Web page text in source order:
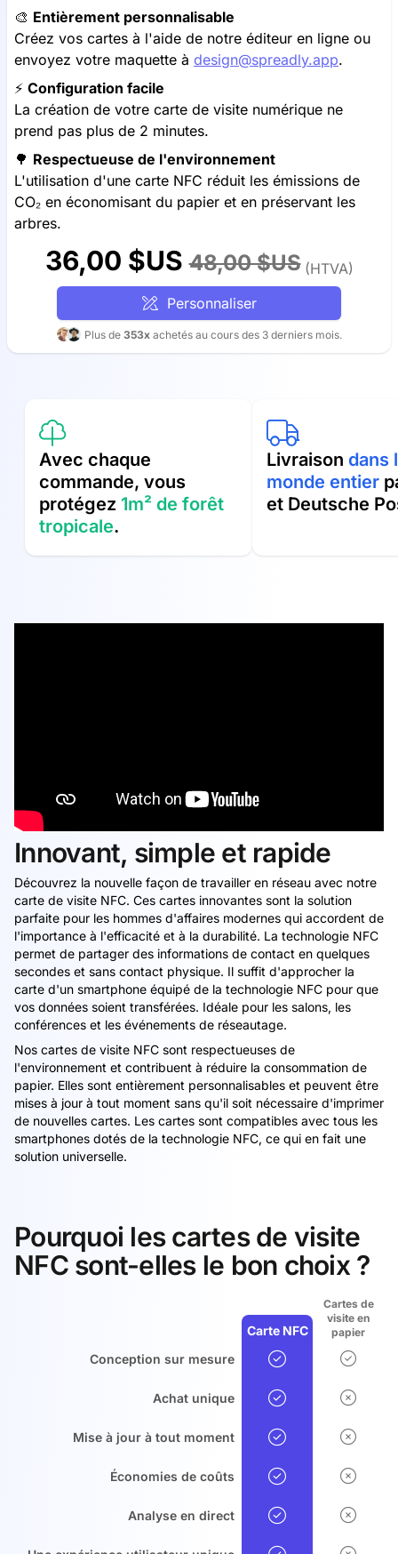
🎨 Entièrement personnalisable
Créez vos cartes à l'aide de notre éditeur en ligne ou
envoyez votre maquette à design@spreadly.app.
⚡️ Configuration facile
La création de votre carte de visite numérique ne
prend pas plus de 2 minutes.
🌳 Respectueuse de l'environnement
L'utilisation d'une carte NFC réduit les émissions de
CO₂ en économisant du papier et en préservant les
arbres.
36,00 $US 48,00 $US (HTVA)
Personnaliser
Plus de 353xachetés au cours des 3 derniers mois.
Avec chaque
commande, vous
protégez 1m² de forêt
tropicale.
Livraison dans
monde entier
et Deutsche
Innovant, simple et rapide
Découvrez la nouvelle façon de travailler en réseau avec notre
carte de visite NFC. Ces cartes innovantes sont la solution
parfaite pour les hommes d'affaires modernes qui accordent de
l'importance à l'efficacité et à la durabilité. La technologie NFC
permet de partager des informations de contact en quelques
secondes et sans contact physique. Il suffit d'approcher la
carte d'un smartphone équipé de la technologie NFC pour que
vos données soient transférées. Idéale pour les salons, les
conférences et les événements de réseautage.
Nos cartes de visite NFC sont respectueuses de
l'environnement et contribuent à réduire la consommation de
papier. Elles sont entièrement personnalisables et peuvent être
mises à jour à tout moment sans qu'il soit nécessaire d'imprimer
de nouvelles cartes. Les cartes sont compatibles avec tous les
smartphones dotés de la technologie NFC, ce qui en fait une
solution universelle.
Pourquoi les cartes de visite
NFC sont-elles le bon choix ?
Carte NFC
Cartes de
visite en
papier
Conception sur mesure
Achat unique
Mise à jour à tout moment
Économies de coûts
Analyse en direct